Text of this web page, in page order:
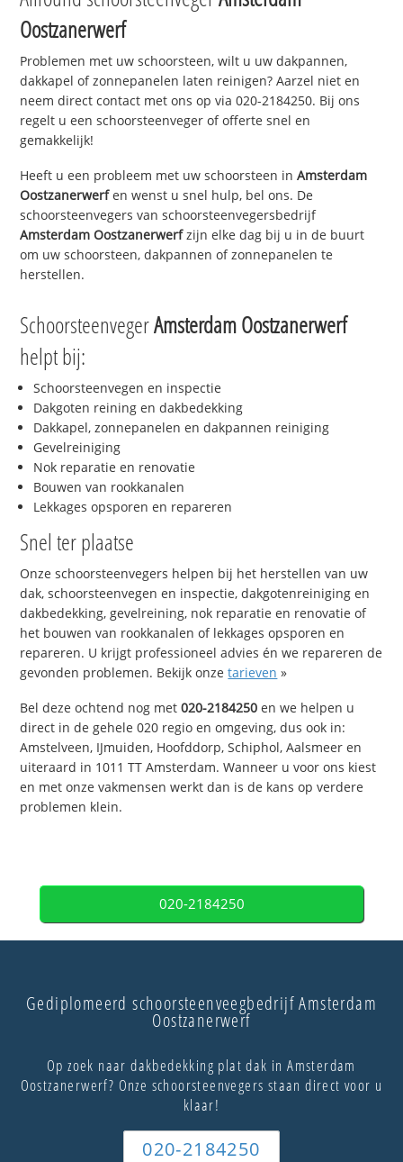
Oostzanerwerf
Problemen met uw schoorsteen, wilt u uw dakpannen,
dakkapel of zonnepanelen laten reinigen? Aarzel niet en
neem direct contact met ons op via 020-2184250. Bij ons
regelt u een schoorsteenveger of offerte snel en
gemakkelijk!
Heeft u een probleem met uw schoorsteen inAmsterdam
Oostzanerwerfen wenst u snel hulp, bel ons. De
schoorsteenvegers van schoorsteenvegersbedrijf
Amsterdam Oostzanerwerfzijn elke dag bij u in de buurt
om uw schoorsteen, dakpannen of zonnepanelen te
herstellen.
SchoorsteenvegerAmsterdam Oostzanerwerf
helpt bij:
Schoorsteenvegen en inspectie
Dakgoten reining en dakbedekking
Dakkapel, zonnepanelen en dakpannen reiniging
Gevelreiniging
Nok reparatie en renovatie
Bouwen van rookkanalen
Lekkages opsporen en repareren
Snel ter plaatse
Onze schoorsteenvegers helpen bij het herstellen van uw
dak, schoorsteenvegen en inspectie, dakgotenreiniging en
dakbedekking, gevelreining, nok reparatie en renovatie of
het bouwen van rookkanalen of lekkages opsporen en
repareren. U krijgt professioneel advies én we repareren de
gevonden problemen. Bekijk onzetarieven »
Bel deze ochtend nog met020-2184250 en we helpen u
direct in de gehele 020 regio en omgeving, dus ook in:
Amstelveen, IJmuiden, Hoofddorp, Schiphol, Aalsmeer en
uiteraard in 1011 TT Amsterdam. Wanneer u voor ons kiest
en met onze vakmensen werkt dan is de kans op verdere
problemen klein.
020-2184250
Gediplomeerd schoorsteenveegbedrijf Amsterdam
Oostzanerwerf
Op zoek naar dakbedekking plat dak in Amsterdam
Oostzanerwerf? Onze schoorsteenvegers staan direct voor u
klaar!
020-2184250